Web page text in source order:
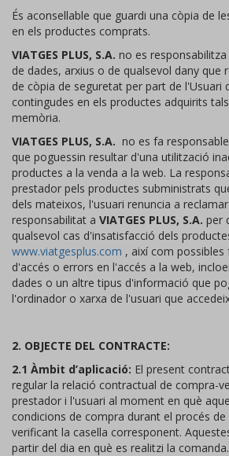
És aconsellable que guardi una còpia de
en els productes comprats.
VIATGES PLUS, S.A. no es
de dades, arxius o de qualsevol dany que
de còpia de seguretat per part de l'Usuari
contingudes en els productes adquirits
memòria.
VIATGES PLUS, S.A. no es fa
que poguessin resultar d'una utilització
productes a la venda a la web. La
prestador pels productes subministrats
dels mateixos, l'usuari renuncia a
responsabilitat a VIATGES PLUS, S.A. per
qualsevol cas d'insatisfacció dels
www.viatgesplus.com , així com possibles
d'accés o errors en l'accés a la web,
dades o un altre tipus d'informació que
l'ordinador o xarxa de l'usuari que
2. OBJECTE DEL CONTRACTE:
2.1 Àmbit d’aplicació: El present
regular la relació contractual de compra-
prestador i l'usuari al moment en què
condicions de compra durant el procés
verificant la casella corresponent.
partir del dia en què es realitzi la comanda.